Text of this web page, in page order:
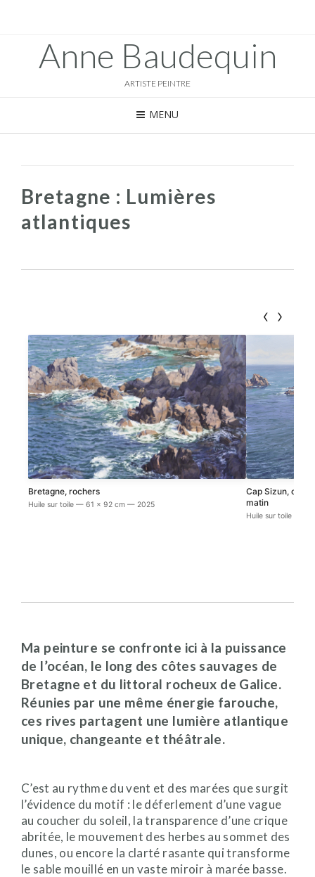
Anne Baudequin
ARTISTE PEINTRE
MENU
Bretagne : Lumières
atlantiques
‹ ›
Bretagne, rochers
Huile sur toile — 61 x 92 cm — 2025
Cap Sizun,
matin
Huile sur toile —
Ma peinture se confronte ici à la puissance
de l’océan, le long des côtes sauvages de
Bretagne et du littoral rocheux de Galice.
Réunies par une même énergie farouche,
ces rives partagent une lumière atlantique
unique, changeante et théâtrale.
C’est au rythme du vent et des marées que surgit
l’évidence du motif : le déferlement d’une vague
au coucher du soleil, la transparence d’une crique
abritée, le mouvement des herbes au sommet des
dunes, ou encore la clarté rasante qui transforme
le sable mouillé en un vaste miroir à marée basse.